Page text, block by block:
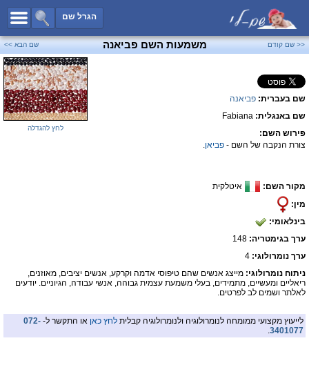
הגרל שם
כל השמות
שמות לבנים
שמות לבנות
שמות משותפים
שמות נפוצים
פייסבוק
<< שם קודם משמעות השם פביאנה שם הבא >>
שם בעברית: פביאנה
שם באנגלית: Fabiana
פירוש השם:
צורת הנקבה של השם - פביאן.
מקור השם:
איטלקית
מין:
בינלאומי:
ערך בגימטריה:
ערך נומרולוגי: 4
לחץ להגדלה
ניתוח נומרולוגי: מייצג אנשים שהם טיפוסי אדמה וקרקע, אנשים יציבים, מאוזנים,
ריאליים ומעשיים, מתמידים, בעלי משמעת עצמית גבוהה, אנשי עבודה, הגיוניים. יודעים
לאלתר ושמים לב לפרטים.
לייעוץ מקצועי ממומחה לנומרולוגיה ולנומרולוגיה קבלית לחץ כאן או התקשר ל- 072-
3401077
.